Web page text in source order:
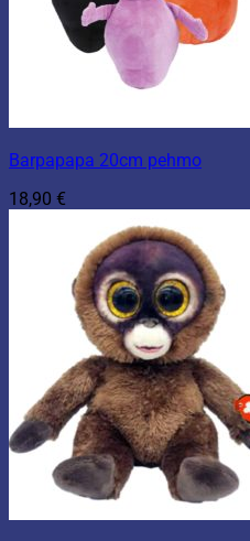
Barpapapa 20cm pehmo
18,90 €